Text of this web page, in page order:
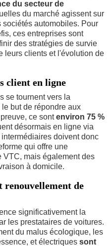
du secteur de
du marché agissent sur
sociétés automobiles. Pour
ces entreprises sont
des stratégies de survie
leurs clients et l'évolution de
client en ligne
se tournent vers la
but de répondre aux
ce sontenviron 75 %
désormais en ligne via
doivent donc
qui offre une
VTC, mais également des
à domicile.
renouvellement de
significativement la
les prestataires de voitures.
du malus écologique, les
et électriques sont